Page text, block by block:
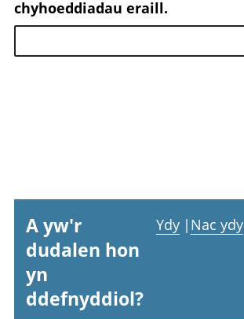
chyhoeddiadau eraill.
A yw'r
dudalen hon
yn
ddefnyddiol?
Ydy | Nac ydy